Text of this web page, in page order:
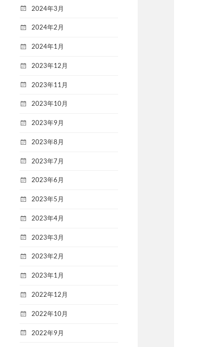
2024年3月
2024年2月
2024年1月
2023年12月
2023年11月
2023年10月
2023年9月
2023年8月
2023年7月
2023年6月
2023年5月
2023年4月
2023年3月
2023年2月
2023年1月
2022年12月
2022年10月
2022年9月